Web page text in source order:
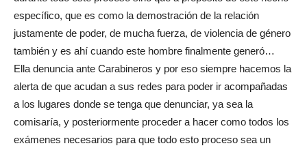
específico, que es como la demostración de la relación
justamente de poder, de mucha fuerza, de violencia de género
también y es ahí cuando este hombre finalmente generó…
Ella denuncia ante Carabineros y por eso siempre hacemos la
alerta de que acudan a sus redes para poder ir acompañadas
a los lugares donde se tenga que denunciar, ya sea la
comisaría, y posteriormente proceder a hacer como todos los
exámenes necesarios para que todo esto proceso sea un